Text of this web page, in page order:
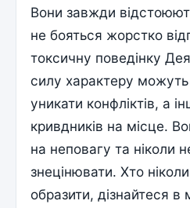
Вони завжди
не бояться жорстко
токсичну поведінку
силу характеру можуть
уникати конфліктів, а
кривдників на місце.
на неповагу та ніколи
знецінювати. Хто
образити, дізнайтеся в